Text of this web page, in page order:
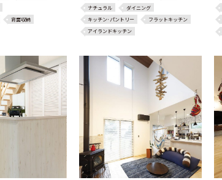
背面収納
ナチュラル
ダイニング
キッチン･パントリー
フラットキッチン
アイランドキッチン